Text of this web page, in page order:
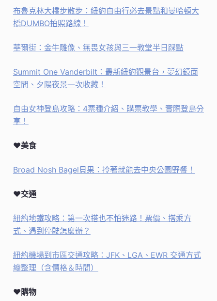
布魯克林大橋步散步：紐約自由行必去景點和曼哈頓大
橋DUMBO拍照路線！
華爾街：金牛雕像、無畏女孩與三一教堂半日踩點
Summit One Vanderbilt：最新紐約觀景台，夢幻鏡面
空間、夕陽夜景一次收藏！
自由女神登島攻略：4票種介紹、購票教學、實際登島分
享！
♥美食
Broad Nosh Bagel貝果：拎著就能去中央公園野餐！
♥交通
紐約地鐵攻略：第一次搭也不怕迷路！票價、搭乘方
式、遇到停駛怎麼辦？
紐約機場到市區交通攻略：JFK、LGA、EWR 交通方式
總整理（含價格＆時間）
♥購物